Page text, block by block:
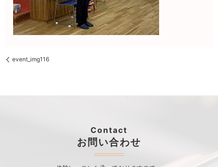
event_img116
Contact
お問い合わせ